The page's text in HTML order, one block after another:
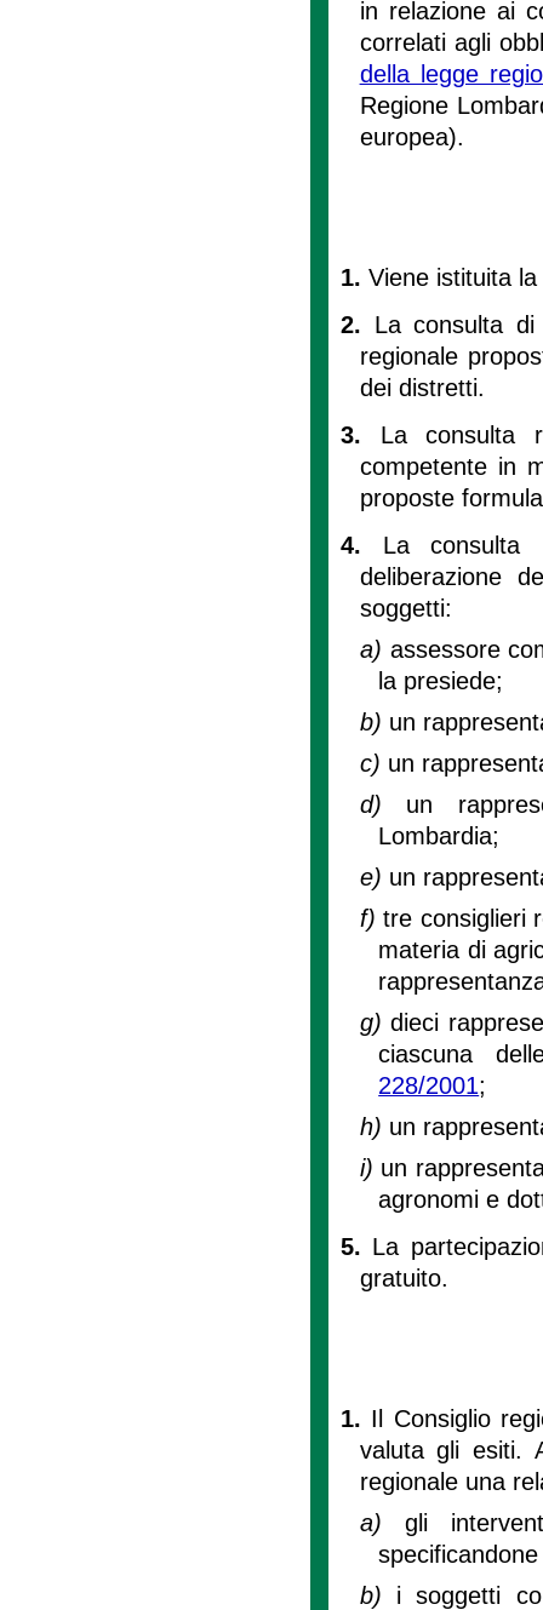
in relazione ai
correlati agli
della legge
Regione
europea).
1. Viene istituita
2. La consulta
regionale
dei distretti.
3. La consulta
competente in
proposte
4. La consulta
deliberazione
soggetti:
a) assessore
la presiede;
b) un
c) un
d) un
Lombardia;
e) un
f)tre consiglieri
materia di
g)dieci
ciascuna
228/2001;
h) un
i) un
agronomi e
5. La
gratuito.
1. Il Consiglio
valuta gli esiti.
regionale una
a) gli
b) i soggetti